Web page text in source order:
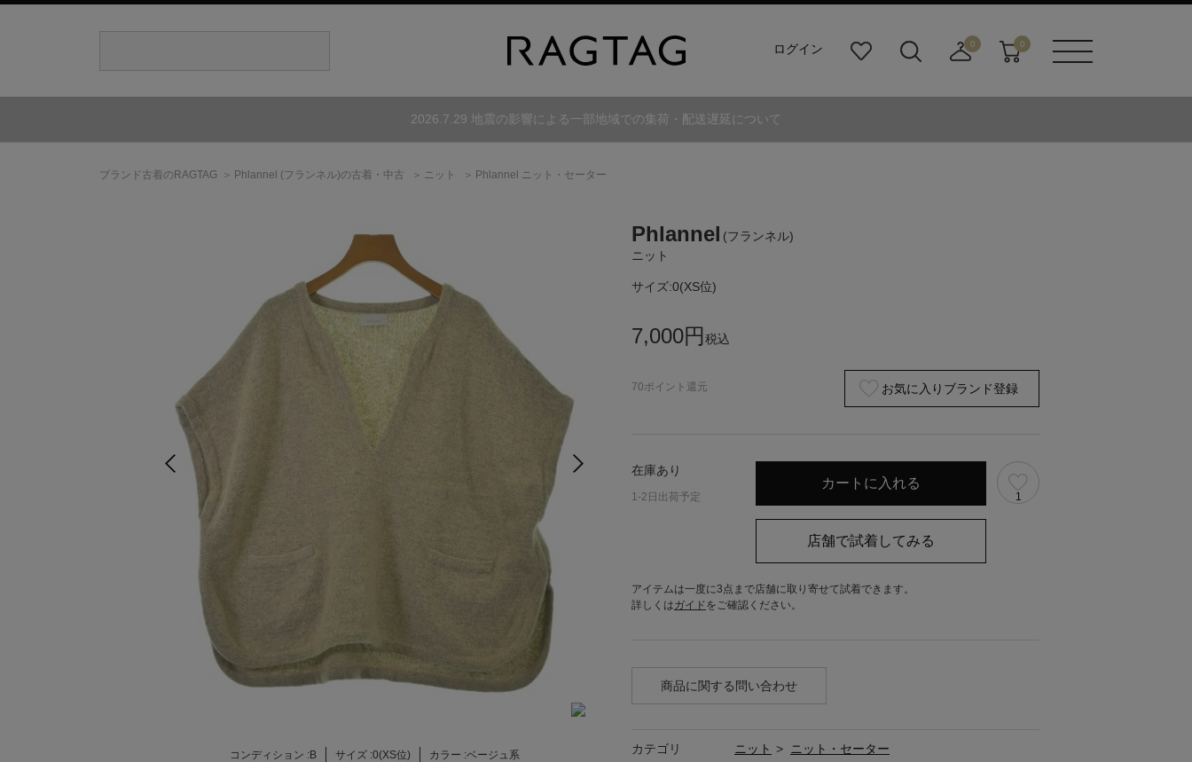
ログイン
り
ダ
0
寄
0
2026.7.29 地震の影響による一部地域での集荷・配送遅延について
ブランド古着のRAGTAG Phlannel (フランネル)の古着・中古 ニット Phlannel ニット・セーター
コンディション :B サイズ :0(XS位) カラー :ベージュ系
Phlannel (フランネル)
ニット
サイズ:0(XS位)
7,000円 税込
70ポイント還元 お気に入りブランド登録
在庫あり
1-2日出荷予定 1
アイテムは一度に3点まで店舗に取り寄せて試着できます。
詳しくはガイド をご確認ください。
商品に関する問い合わせ
カテゴリ ニット > ニット・セーター